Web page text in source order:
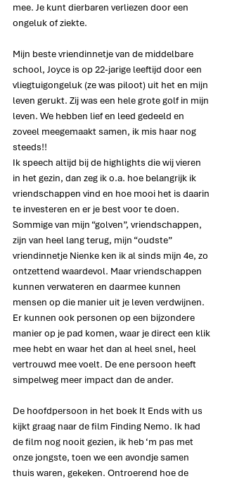
mee. Je kunt dierbaren verliezen door een
ongeluk of ziekte.
Mijn beste vriendinnetje van de middelbare
school, Joyce is op 22-jarige leeftijd door een
vliegtuigongeluk (ze was piloot) uit het en mijn
leven gerukt. Zij was een hele grote golf in mijn
leven. We hebben lief en leed gedeeld en
zoveel meegemaakt samen, ik mis haar nog
steeds!!
Ik speech altijd bij de highlights die wij vieren
in het gezin, dan zeg ik o.a. hoe belangrijk ik
vriendschappen vind en hoe mooi het is daarin
te investeren en er je best voor te doen.
Sommige van mijn “golven”, vriendschappen,
zijn van heel lang terug, mijn “oudste”
vriendinnetje Nienke ken ik al sinds mijn 4e, zo
ontzettend waardevol. Maar vriendschappen
kunnen verwateren en daarmee kunnen
mensen op die manier uit je leven verdwijnen.
Er kunnen ook personen op een bijzondere
manier op je pad komen, waar je direct een klik
mee hebt en waar het dan al heel snel, heel
vertrouwd mee voelt. De ene persoon heeft
simpelweg meer impact dan de ander.
De hoofdpersoon in het boek It Ends with us
kijkt graag naar de film Finding Nemo. Ik had
de film nog nooit gezien, ik heb ‘m pas met
onze jongste, toen we een avondje samen
thuis waren, gekeken. Ontroerend hoe de